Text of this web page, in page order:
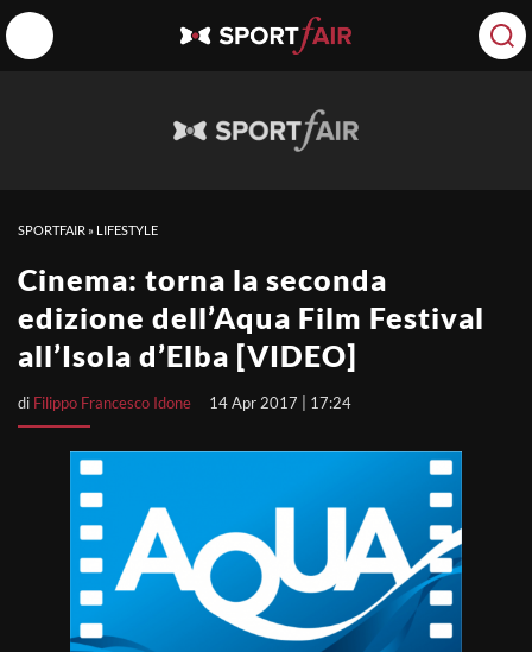
SPORTFAIR » LIFESTYLE
Cinema: torna la seconda
edizione dell’Aqua Film Festival
all’Isola d’Elba [VIDEO]
di Filippo Francesco Idone 14 Apr 2017 | 17:24